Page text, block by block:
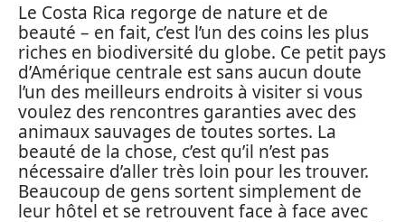
Le Costa Rica regorge de nature et de
beauté – en fait, c’est l’un des coins les plus
riches en biodiversité du globe. Ce petit pays
d’Amérique centrale est sans aucun doute
l’un des meilleurs endroits à visiter si vous
voulez des rencontres garanties avec des
animaux sauvages de toutes sortes. La
beauté de la chose, c’est qu’il n’est pas
nécessaire d’aller très loin pour les trouver.
Beaucoup de gens sortent simplement de
leur hôtel et se retrouvent face à face avec